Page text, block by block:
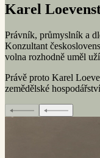
Karel
Právník, průmyslník a
Konzultant
volna rozhodně uměl
Právě proto Karel
zemědělské